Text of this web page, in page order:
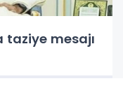
taziye mesajı